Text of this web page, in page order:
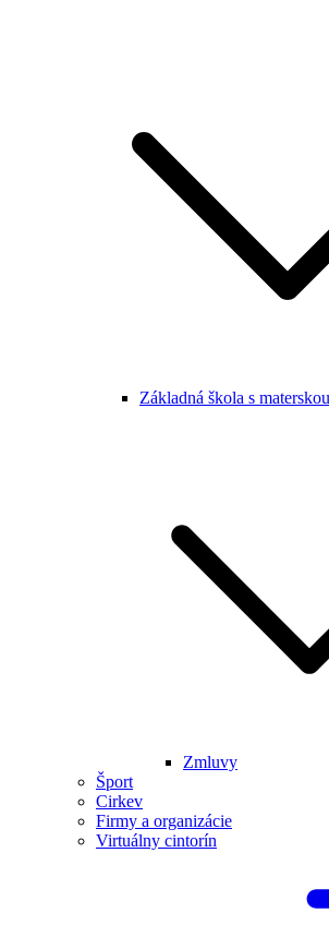
Základná škola s
Zmluvy
Šport
Cirkev
Firmy a organizácie
Virtuálny cintorín